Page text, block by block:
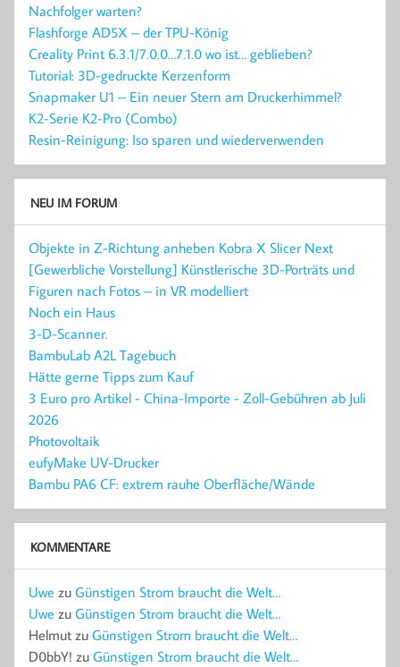
Nachfolger warten?
Flashforge AD5X – der TPU-König
Creality Print 6.3.1/7.0.0…7.1.0 wo ist… geblieben?
Tutorial: 3D-gedruckte Kerzenform
Snapmaker U1 – Ein neuer Stern am Druckerhimmel?
K2-Serie K2-Pro (Combo)
Resin-Reinigung: Iso sparen und wiederverwenden
NEU IM FORUM
Objekte in Z-Richtung anheben Kobra X Slicer Next
[Gewerbliche Vorstellung] Künstlerische 3D-Porträts und
Figuren nach Fotos – in VR modelliert
Noch ein Haus
3-D-Scanner.
BambuLab A2L Tagebuch
Hätte gerne Tipps zum Kauf
3 Euro pro Artikel - China-Importe - Zoll-Gebühren ab Juli
2026
Photovoltaik
eufyMake UV-Drucker
Bambu PA6 CF: extrem rauhe Oberfläche/Wände
KOMMENTARE
Uwe zu Günstigen Strom braucht die Welt…
Uwe zu Günstigen Strom braucht die Welt…
Helmut zu Günstigen Strom braucht die Welt…
D0bbY! zu Günstigen Strom braucht die Welt…